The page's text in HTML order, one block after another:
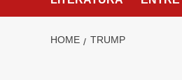
HOME TRUMP